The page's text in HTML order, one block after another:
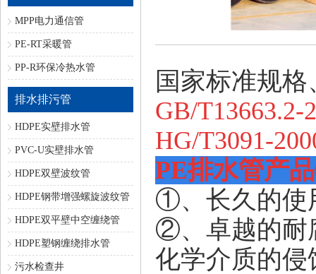
MPP电力通信管
PE-RT采暖管
PP-R环保冷热水管
排水排污管
HDPE实壁排水管
PVC-U实壁排水管
HDPE双壁波纹管
HDPE钢带增强螺旋波纹管
HDPE双平壁中空缠绕管
HDPE塑钢缠绕排水管
污水检查井
国家标准规
GB/T13663.2-
HG/T3091-
PE排水管产
①、长久的使
②、卓越的耐
化学介质的